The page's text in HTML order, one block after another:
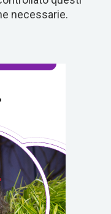
necessarie.